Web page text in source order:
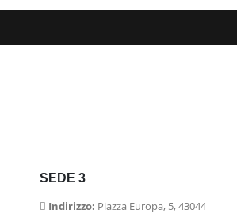
SEDE 3
Indirizzo: Piazza Europa, 5, 43044